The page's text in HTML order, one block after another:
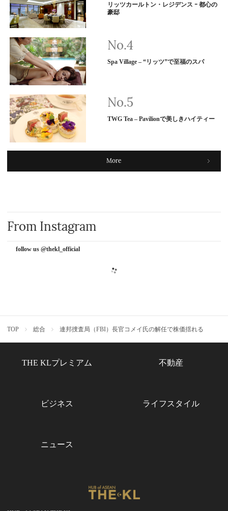
リッツカールトン・レジデンス ｰ 都心の
豪邸
Spa Village – “リッツ”で至福のスパ
TWG Tea – Pavilionで美しきハイティー
More
From Instagram
follow us @thekl_official
TOP 総合 連邦捜査局（FBI）長官コメイ氏の解任で株価揺れる
THE KLプレミアム 不動産
ビジネス ライフスタイル
ニュース